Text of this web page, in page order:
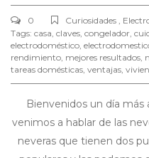
0
Curiosidades ,
Tags: casa claves congelador
electrodoméstico
rendimiento mejores resultados
tareas domésticas ventajas
Bienvenidos un día más
venimos a hablar de las
neveras que tienen dos